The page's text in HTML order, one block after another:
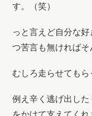
す。（笑）
っと言えど自分な
つ苦言も無ければそ
むしろ走らせてもら
例え辛く逃げ出し